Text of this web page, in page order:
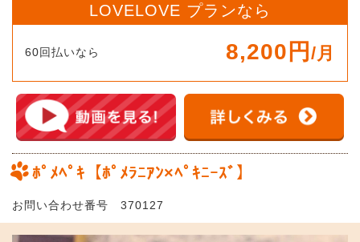
LOVELOVE プランなら
60回払いなら 8,200円 /月
ﾎﾟﾒﾍﾟｷ【ﾎﾟﾒﾗﾆｱﾝ×ﾍﾟｷﾆｰｽﾞ】
お問い合わせ番号 370127